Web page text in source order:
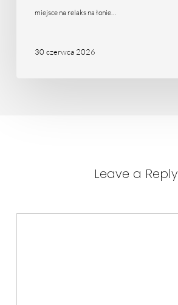
miejsce na relaks na łonie…
30 czerwca 2026
Leave a Reply